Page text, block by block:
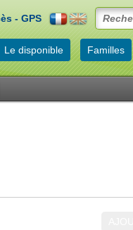
- GPS
Le disponible Familles